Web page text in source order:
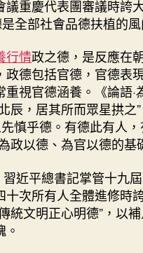
重慶代表團審議時誇
全部社會品德扶植的風
行情政之德，是反應在
德包括官德，官德表
重視官德涵養。《論語·
辰，居其所而眾星拱之
先慎乎德。有德此有人
政以德、為官以德的基
近平總書記掌管十九
十次所有人全體進修時
統文明正心明德”，以